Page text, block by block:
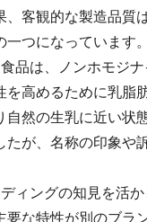
、客観的な製造品質
つになっています。
品は、ノンホモジ
を高めるために乳脂
自然の生乳に近い状
たが、名称の印象や
ィングの知見を活
要な特性が別のブラ